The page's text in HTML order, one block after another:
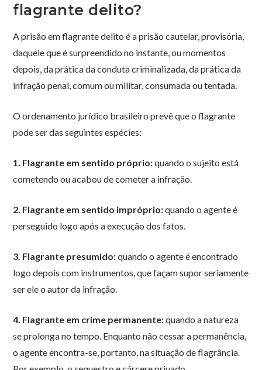
flagrante delito?
A prisão em flagrante delito é a prisão cautelar, provisória,
daquele que é surpreendido no instante, ou momentos
depois, da prática da conduta criminalizada, da prática da
infração penal, comum ou militar, consumada ou tentada.
O ordenamento jurídico brasileiro prevê que o flagrante
pode ser das seguintes espécies:
1. Flagrante em sentido próprio:quando o sujeito está
cometendo ou acabou de cometer a infração.
2. Flagrante em sentido impróprio:quando o agente é
perseguido logo após a execução dos fatos.
3. Flagrante presumido:quando o agente é encontrado
logo depois com instrumentos, que façam supor seriamente
ser ele o autor da infração.
4. Flagrante em crime permanente:quando a natureza
se prolonga no tempo. Enquanto não cessar a permanência,
o agente encontra-se, portanto, na situação de flagrância.